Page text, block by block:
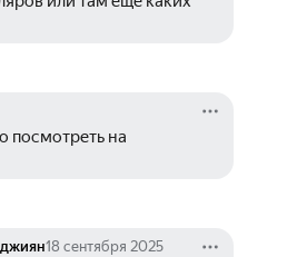
посмотреть на
18 сентября 2025